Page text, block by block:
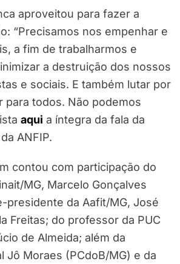
aproveitou para fazer a
“Precisamos nos empenhar e
a fim de trabalharmos e
a destruição dos nossos
e sociais. E também lutar por
para todos. Não podemos
aqui a íntegra da fala da
ANFIP.
contou com participação do
MG, Marcelo Gonçalves
presidente da Aafit/MG, José
Freitas; do professor da PUC
de Almeida; além da
Jô Moraes (PCdoB/MG) e da